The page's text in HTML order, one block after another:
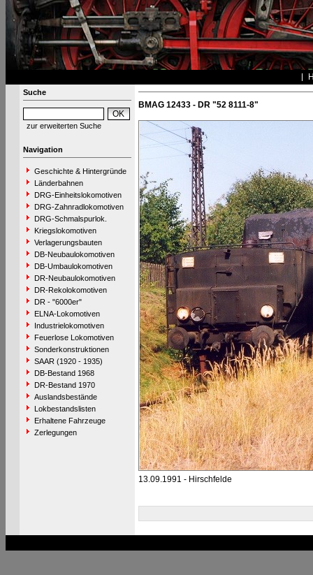
Suche
zur erweiterten Suche
Navigation
Geschichte & Hintergründe
Länderbahnen
DRG-Einheitslokomotiven
DRG-Zahnradlokomotiven
DRG-Schmalspurlok.
Kriegslokomotiven
Verlagerungsbauten
DB-Neubaulokomotiven
DB-Umbaulokomotiven
DR-Neubaulokomotiven
DR-Rekolokomotiven
DR - "6000er"
ELNA-Lokomotiven
Industrielokomotiven
Feuerlose Lokomotiven
Sonderkonstruktionen
SAAR (1920 - 1935)
DB-Bestand 1968
DR-Bestand 1970
Auslandsbestände
Lokbestandslisten
Erhaltene Fahrzeuge
Zerlegungen
BMAG 12433 - DR "52 8111-8"
13.09.1991 - Hirschfelde